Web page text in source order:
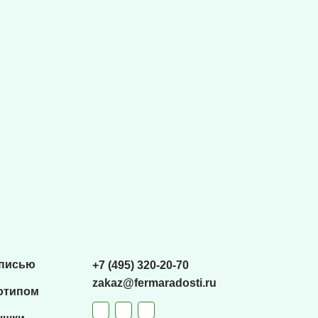
+7 (495) 320-20-70
zakaz@fermaradosti.ru